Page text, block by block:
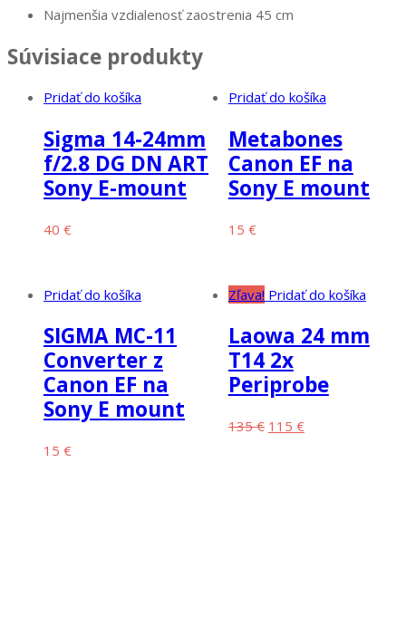
Najmenšia vzdialenosť zaostrenia 45 cm
Súvisiace produkty
Pridať do košíka
Sigma 14-24mm
f/2.8 DG DN ART
Sony E-mount
40 €
Pridať do košíka
Metabones
Canon EF na
Sony E mount
15 €
Pridať do košíka
SIGMA MC-11
Converter z
Canon EF na
Sony E mount
15 €
Zľava! Pridať do košíka
Laowa 24 mm
T14 2x
Periprobe
135€ Original
115 €Current